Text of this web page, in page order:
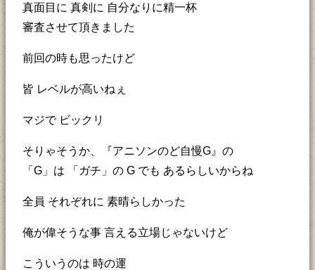
真面目に 真剣に 自分なりに精一杯
審査させて頂きました
前回の時も思ったけど
皆 レベルが高いねぇ
マジで ビックリ
そりゃそうか、『アニソンのど自慢G』の
「G」は 「ガチ」の G でも あるらしいからね
全員 それぞれに 素晴らしかった
俺が偉そうな事 言える立場じゃないけど
こういうのは 時の運